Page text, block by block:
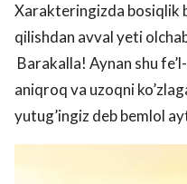
Xarakteringizda bosiqlik
qilishdan avval yeti
Barakalla! Aynan shu
aniqroq va uzoqni
yutug’ingiz deb bemlol